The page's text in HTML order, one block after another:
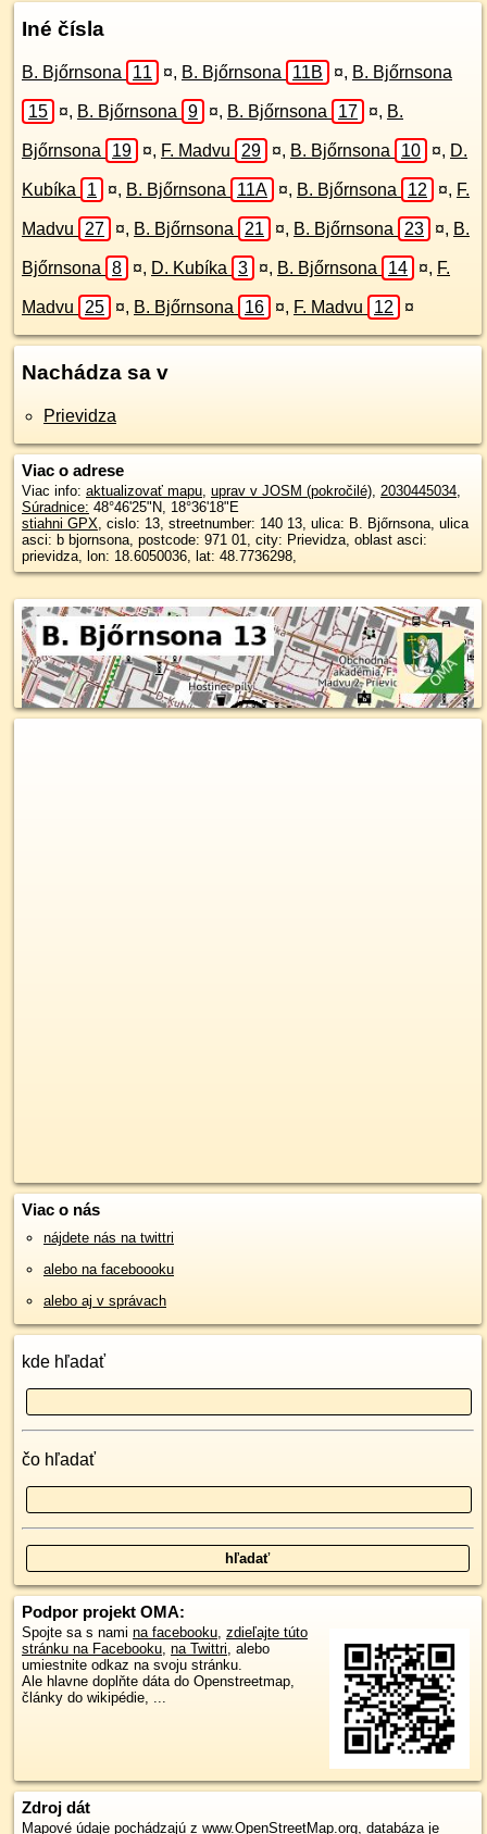
Iné čísla
B. Bjőrnsona 11 ¤, B. Bjőrnsona 11B ¤, B. Bjőrnsona
15 ¤, B. Bjőrnsona 9 ¤, B. Bjőrnsona 17 ¤, B.
Bjőrnsona 19 ¤, F. Madvu 29 ¤, B. Bjőrnsona 10 ¤, D.
Kubíka 1 ¤, B. Bjőrnsona 11A ¤, B. Bjőrnsona 12 ¤, F.
Madvu 27 ¤, B. Bjőrnsona 21 ¤, B. Bjőrnsona 23 ¤, B.
Bjőrnsona 8 ¤, D. Kubíka 3 ¤, B. Bjőrnsona 14 ¤, F.
Madvu 25 ¤, B. Bjőrnsona 16 ¤, F. Madvu 12 ¤
Nachádza sa v
Prievidza
Viac o adrese
Viac info: aktualizovať mapu, uprav v JOSM (pokročilé), 2030445034,
Súradnice: 48°46'25"N, 18°36'18"E
stiahni GPX, cislo: 13, streetnumber: 140 13, ulica: B. Bjőrnsona, ulica
asci: b bjornsona, postcode: 971 01, city: Prievidza, oblast asci:
prievidza, lon: 18.6050036, lat: 48.7736298,
Viac o nás
nájdete nás na twittri
alebo na faceboooku
alebo aj v správach
kde hľadať
čo hľadať
Podpor projekt OMA:
Spojte sa s nami na facebooku, zdieľajte túto
stránku na Facebooku, na Twittri, alebo
umiestnite odkaz na svoju stránku.
Ale hlavne doplňte dáta do Openstreetmap,
články do wikipédie, ...
Zdroj dát
Mapové údaje pochádzajú z www.OpenStreetMap.org, databáza je